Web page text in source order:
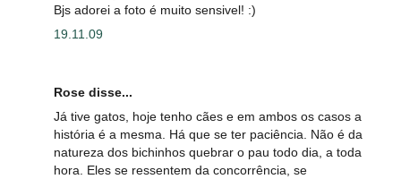
Bjs adorei a foto é muito sensivel! :)
19.11.09
Rose disse...
Já tive gatos, hoje tenho cães e em ambos os casos a
história é a mesma. Há que se ter paciência. Não é da
natureza dos bichinhos quebrar o pau todo dia, a toda
hora. Eles se ressentem da concorrência, se